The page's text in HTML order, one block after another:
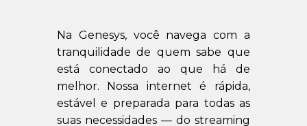
Na Genesys, você navega com a
tranquilidade de quem sabe que
está conectado ao que há de
melhor. Nossa internet é rápida,
estável e preparada para todas as
suas necessidades — do streaming